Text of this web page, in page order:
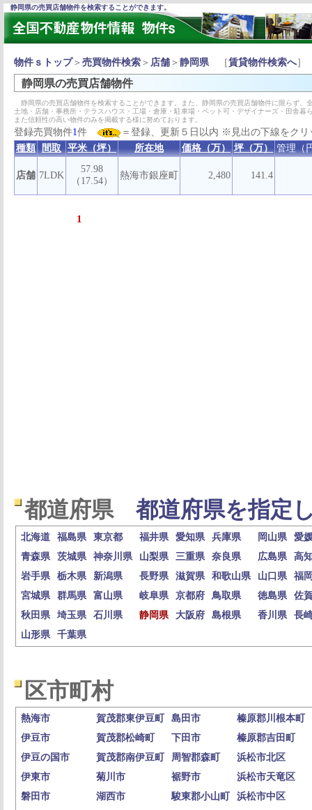
静岡県の売買店舗物件を検索することができます。
物件ｓトップ＞ 売買物件検索 ＞ 店舗 ＞ 静岡県［賃貸物件検索へ］
静岡県の売買店舗物件
静岡県の売買店舗物件を検索することができます。また、静岡県の売買店舗物件に限らず
土地・店舗・事務所・テラスハウス・工場・倉庫・駐車場・ペット可・デザイナーズ・田舎
また信頼性の高い物件のみを掲載する様に努めております。
登録売買物件1件
＝登録、更新５日以内 ※見出の下線をク
種類
間取 平米（坪） 所在地 価格（万） 坪（万） 管理（
店舗 7LDK
57.98
（17.54）
熱海市銀座町 2,480 141.4
1
都道府県 都道府県を指定
北海道 福島県 東京都 福井県 愛知県 兵庫県 岡山県
愛
青森県
茨城県 神奈川県 山梨県 三重県 奈良県 広島県
高
岩手県
栃木県 新潟県 長野県 滋賀県 和歌山県 山口県
福
宮城県
群馬県 富山県 岐阜県 京都府 鳥取県 徳島県
佐
秋田県
埼玉県 石川県 静岡県 大阪府 島根県 香川県
長
山形県
千葉県
区市町村
熱海市 賀茂郡東伊豆町 島田市
榛原郡川根本町
伊豆市
賀茂郡松崎町 下田市
榛原郡吉田町
伊豆の国市
賀茂郡南伊豆町 周智郡森町
浜松市北区
伊東市
菊川市 裾野市
浜松市天竜区
磐田市
湖西市 駿東郡小山町
浜松市中区